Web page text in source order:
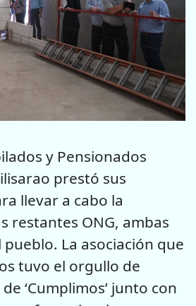
y Pensionados
prestó sus
llevar a cabo la
restantes ONG, ambas
La asociación que
tuvo el orgullo de
‘Cumplimos’ junto con